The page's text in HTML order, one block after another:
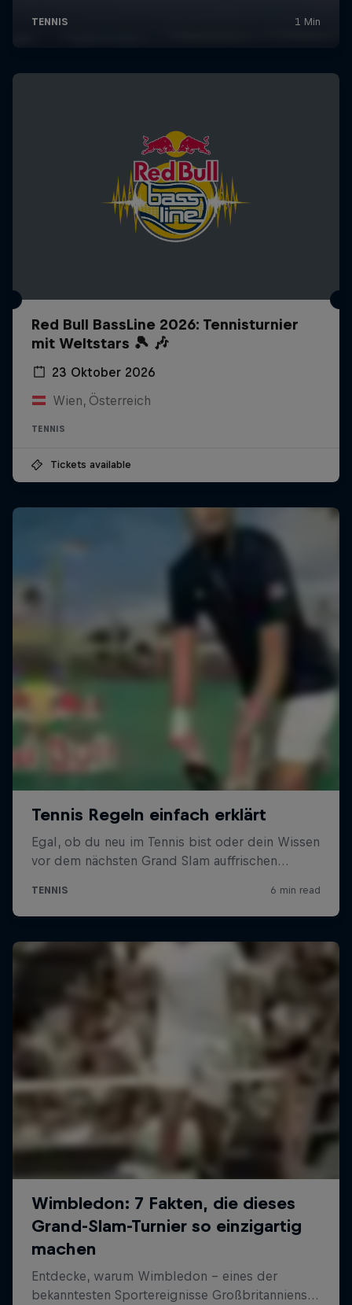
Red Bull BassLine 2026: Tennisturnier
mit Weltstars 🎾 🎶
23 Oktober 2026
Wien, Österreich
TENNIS
Tickets available